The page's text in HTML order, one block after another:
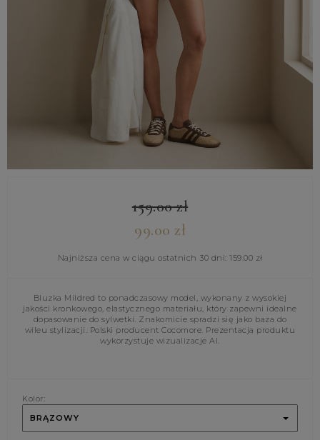
159.00zł
99.00 zł
Najniższa cena w ciągu ostatnich 30 dni: 159.00 zł
Bluzka Mildred to ponadczasowy model, wykonany z wysokiej
jakości kronkowego, elastycznego materiału, który zapewni idealne
dopasowanie do sylwetki. Znakomicie spradzi się jako baza do
wileu stylizacji. Polski producent Cocomore. Prezentacja produktu
wykorzystuje wizualizacje AI.
Kolor:
BRĄZOWY